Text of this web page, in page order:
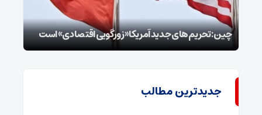
چین: تحریم‌های جدید آمریکا «زورگویی اقتصادی» است
جدیدترین مطالب